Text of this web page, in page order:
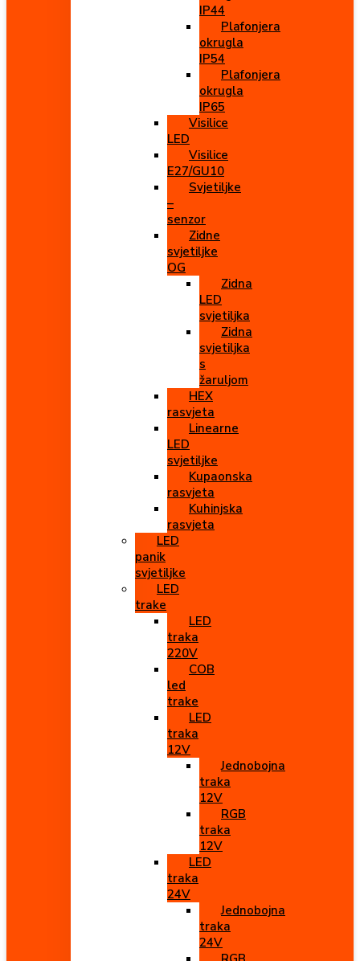
IP44
Plafonjera
okrugla
IP54
Plafonjera
okrugla
IP65
Visilice
LED
Visilice
E27/GU10
Svjetiljke
–
senzor
Zidne
svjetiljke
OG
Zidna
LED
svjetiljka
Zidna
svjetiljka
s
žaruljom
HEX
rasvjeta
Linearne
LED
svjetiljke
Kupaonska
rasvjeta
Kuhinjska
rasvjeta
LED
panik
svjetiljke
LED
trake
LED
traka
220V
COB
led
trake
LED
traka
12V
Jednobojna
traka
12V
RGB
traka
12V
LED
traka
24V
Jednobojna
traka
24V